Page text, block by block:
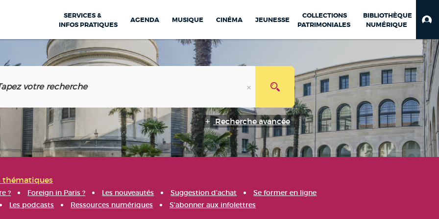
SERVICES &
INFOS PRATIQUES
AGENDA MUSIQUE CINÉMA JEUNESSE
COLLECTIONS
PATRIMONIALES
BIBLIOTHÈQUE
NUMÉRIQUE
Recherche avancée
thématiques
? Foreign in Paris ? Les nouveautés Suggestion d'achat
Se former en ligne
Les podcasts Ressources numériques S'abonner aux infolettres